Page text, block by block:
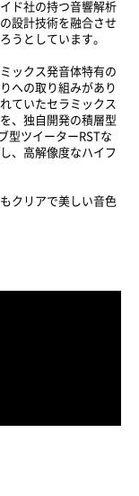
ド社の持つ音響解析
設計技術を融合させ
うとしています。
ックス発音体特有の
への取り組みがあり
ていたセラミックス
、独自開発の積層型
型ツイーターRSTな
、高解像度なハイフ
クリアで美しい音色